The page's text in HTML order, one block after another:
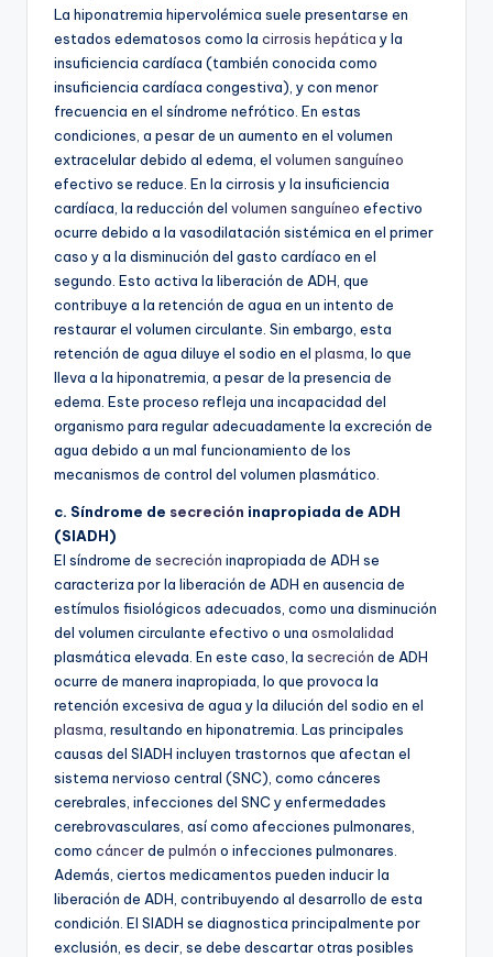
La hiponatremia hipervolémica suele presentarse en
estados edematosos como la cirrosis hepática y la
insuficiencia cardíaca (también conocida como
insuficiencia cardíaca congestiva), y con menor
frecuencia en el síndrome nefrótico. En estas
condiciones, a pesar de un aumento en el volumen
extracelular debido al edema, el volumen sanguíneo
efectivo se reduce. En la cirrosis y la insuficiencia
cardíaca, la reducción del volumen sanguíneo efectivo
ocurre debido a la vasodilatación sistémica en el primer
caso y a la disminución del gasto cardíaco en el
segundo. Esto activa la liberación de ADH, que
contribuye a la retención de agua en un intento de
restaurar el volumen circulante. Sin embargo, esta
retención de agua diluye el sodio en el plasma , lo que
lleva a la hiponatremia, a pesar de la presencia de
edema. Este proceso refleja una incapacidad del
organismo para regular adecuadamente la excreción de
agua debido a un mal funcionamiento de los
mecanismos de control del volumen plasmático.
c. Síndrome de secreción inapropiada de ADH
(SIADH)
El síndrome de secreción inapropiada de ADH se
caracteriza por la liberación de ADH en ausencia de
estímulos fisiológicos adecuados, como una disminución
del volumen circulante efectivo o una osmolalidad
plasmática elevada. En este caso, la secreción de ADH
ocurre de manera inapropiada, lo que provoca la
retención excesiva de agua y la dilución del sodio en el
plasma , resultando en hiponatremia. Las principales
causas del SIADH incluyen trastornos que afectan el
sistema nervioso central (SNC), como cánceres
cerebrales, infecciones del SNC y enfermedades
cerebrovasculares, así como afecciones pulmonares,
como cáncerde pulmón o infecciones pulmonares.
Además, ciertos medicamentos pueden inducir la
liberación de ADH, contribuyendo al desarrollo de esta
condición. El SIADH se diagnostica principalmente por
exclusión, es decir, se debe descartar otras posibles